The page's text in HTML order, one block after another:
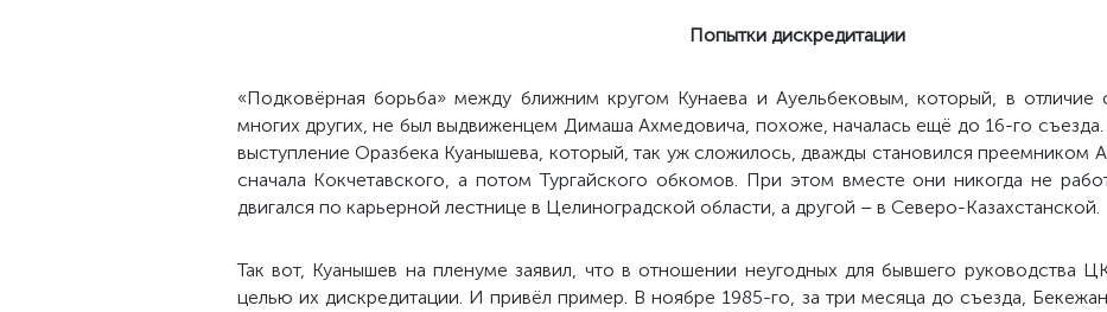
Попытки дискредитации
«Подковёрная борьба» между ближним кругом Кунаева и Ауельбековым, который, в отличие
многих других, не был выдвиженцем Димаша Ахмедовича, похоже, началась ещё до 16-го съезда.
выступление Оразбека Куанышева, который, так уж сложилось, дважды становился преемником
сначала Кокчетавского, а потом Тургайского обкомов. При этом вместе они никогда не
двигался по карьерной лестнице в Целиноградской области, а другой – в Северо-Казахстанской.
Так вот, Куанышев на пленуме заявил, что в отношении неугодных для бывшего руководства
целью их дискредитации. И привёл пример. В ноябре 1985-го, за три месяца до съезда,